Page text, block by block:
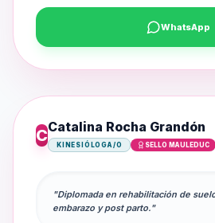
WhatsApp
CCatalina Rocha Grandón
KINESIÓLOGA/O SELLO MAULEDUC
"Diplomada en rehabilitación de
embarazo y post parto."